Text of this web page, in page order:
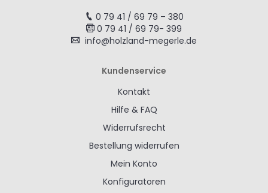
0 79 41 / 69 79 – 380
0 79 41 / 69 79- 399
info@holzland-megerle.de
Kundenservice
Kontakt
Hilfe & FAQ
Widerrufsrecht
Bestellung widerrufen
Mein Konto
Konfiguratoren